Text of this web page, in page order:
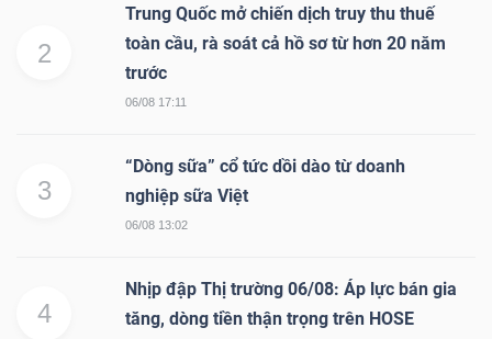
2
Trung Quốc mở chiến dịch truy thu thuế
toàn cầu, rà soát cả hồ sơ từ hơn 20 năm
trước
06/08 17:11
3
“Dòng sữa” cổ tức dồi dào từ doanh
nghiệp sữa Việt
06/08 13:02
4
Nhịp đập Thị trường 06/08: Áp lực bán gia
tăng, dòng tiền thận trọng trên HOSE